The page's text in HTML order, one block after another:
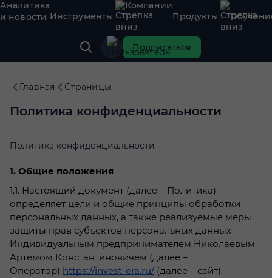
Аналитика
и новости Инструменты
Компании
Продукты
Подписаться
Главная Страницы
Политика конфиденциальности
Политика конфиденциальности
1. Общие положения
1.1. Настоящий документ (далее – Политика)
определяет цели и общие принципы обработки
персональных данных, а также реализуемые меры
защиты прав субъектов персональных данных
Индивидуальным предпринимателем Николаевым
Артемом Константиновичем (далее –
Оператор) https://invest-era.ru/(далее – сайт).